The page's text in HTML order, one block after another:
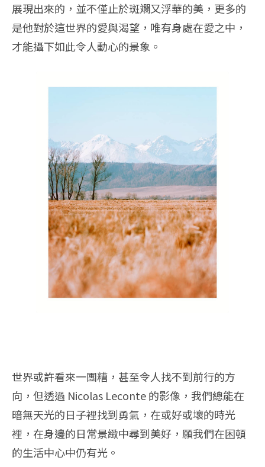
展現出來的，並不僅止於斑斕又浮華的美，更多的
是他對於這世界的愛與渴望，唯有身處在愛之中，
才能攝下如此令人動心的景象。
世界或許看來一團糟，甚至令人找不到前行的方
向，但透過 Nicolas Leconte 的影像，我們總能在
暗無天光的日子裡找到勇氣，在或好或壞的時光
裡，在身邊的日常景緻中尋到美好，願我們在困頓
的生活中心中仍有光。